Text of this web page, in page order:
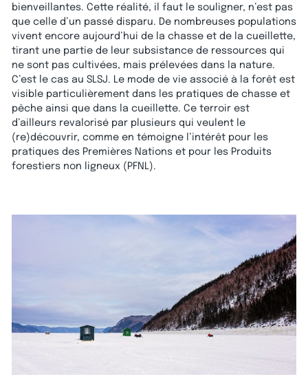
bienveillantes. Cette réalité, il faut le souligner, n’est pas
que celle d’un passé disparu. De nombreuses populations
vivent encore aujourd’hui de la chasse et de la cueillette,
tirant une partie de leur subsistance de ressources qui
ne sont pas cultivées, mais prélevées dans la nature.
C’est le cas au SLSJ. Le mode de vie associé à la forêt est
visible particulièrement dans les pratiques de chasse et
pêche ainsi que dans la cueillette. Ce terroir est
d’ailleurs revalorisé par plusieurs qui veulent le
(re)découvrir, comme en témoigne l’intérêt pour les
pratiques des Premières Nations et pour les Produits
forestiers non ligneux (PFNL).